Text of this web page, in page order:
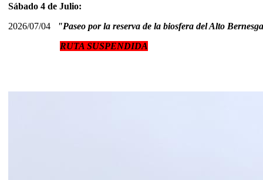
Sábado 4 de Julio:
2026/07/04
"Paseo por la reserva de la biosfera del Alto
RUTA SUSPENDIDA